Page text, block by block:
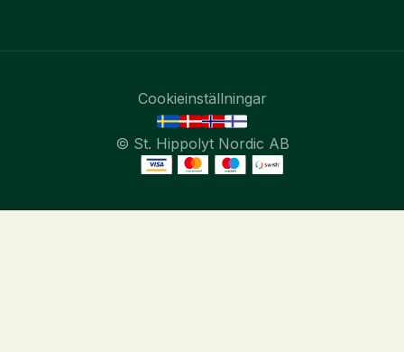
© St. Hippolyt Nordic AB
Cookieinställningar